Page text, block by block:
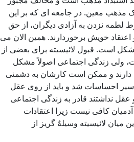
مذهب معین. در جامعه ای که بر این
لطمه نزدن به آزادی دیگران، از حق
خویش برخوردارند. همین الان می
است. قبول لائیسیته برای بعضی از
ولی زندگی اجتماعی اصولاً مشکل
دارند و ممکن است کارشان به دشمنی
احساسات شد و باید از روی عقل
عقل نداشتند قادر به زندگی اجتماعی
کافی نیست زیرا اعتقادات
میان لائیسیته وسیلهٌ گریز از